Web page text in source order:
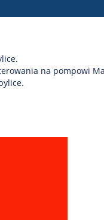
na pompowi